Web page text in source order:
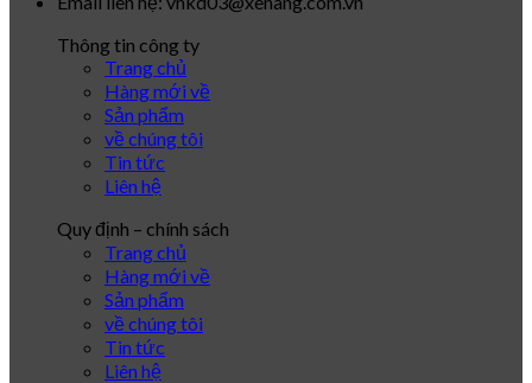
Thông tin công ty
Trang chủ
Hàng mới về
Sản phẩm
về chúng tôi
Tin tức
Liên hệ
Quy định – chính sách
Trang chủ
Hàng mới về
Sản phẩm
về chúng tôi
Tin tức
Liên hệ